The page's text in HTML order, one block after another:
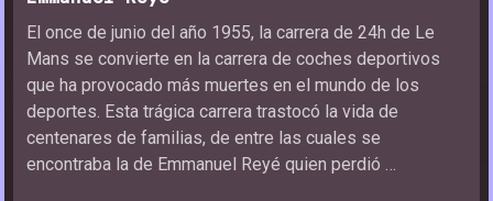
El once de junio del año 1955, la carrera de 24h de Le
Mans se convierte en la carrera de coches deportivos
que ha provocado más muertes en el mundo de los
deportes. Esta trágica carrera trastocó la vida de
centenares de familias, de entre las cuales se
encontraba la de Emmanuel Reyé quien perdió …